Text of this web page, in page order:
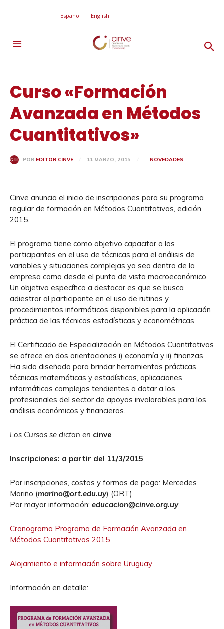
Español English
Curso «Formación
Avanzada en Métodos
Cuantitativos»
POR EDITOR CINVE 11 MARZO, 2015 NOVEDADES
Cinve anuncia el inicio de inscripciones para su programa
regular de formación en Métodos Cuantitativos, edición
2015.
El programa tiene como objetivo capacitar a los
participantes en el uso de técnicas para el análisis de
variables y situaciones complejas ya sea dentro de la
empresa como desde el punto de vista macroeconómico.
Un objetivo específico a destacar es que se busca
adiestrar al participante en el uso de rutinas y
procedimientos informáticos disponibles para la aplicación
práctica de las técnicas estadísticas y econométricas
El Certificado de Especialización en Métodos Cuantitativos
se ofrece en dos orientaciones i) economía y ii) finanzas.
Ha sido diseñado para brindar herramientas prácticas,
técnicas matemáticas y estadísticas, aplicaciones
informáticas complejas tendientes a dotar a los
profesionales del sector de apoyos invalorables para los
análisis económicos y financieros.
Los Cursos se dictan en cinve
Inscripciones: a partir del 11/3/2015
Por inscripciones, costos y formas de pago: Mercedes
Mariño (marino@ort.edu.uy) (ORT)
Por mayor información: educacion@cinve.org.uy
Cronograma Programa de Formación Avanzada en
Métodos Cuantitativos 2015
Alojamiento e información sobre Uruguay
Información en detalle: